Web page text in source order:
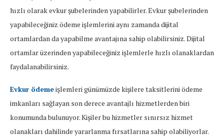
hızlı olarak evkur şubelerinden yapabilirler. Evkur şubelerinden
yapabileceğiniz ödeme işlemlerini aynı zamanda dijital
ortamlardan da yapabilme avantajına sahip olabilirsiniz. Dijital
ortamlar üzerinden yapabileceğiniz işlemlerle hızlı olanaklardan
faydalanabilirsiniz.
Evkur ödemeişlemleri günümüzde kişilere taksitlerini ödeme
imkanları sağlayan son derece avantajlı hizmetlerden biri
konumunda bulunuyor. Kişiler bu hizmetler sınırsız hizmet
olanakları dahilinde yararlanma fırsatlarına sahip olabiliyorlar.